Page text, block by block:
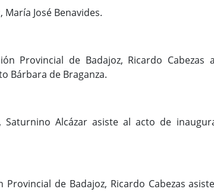
José Benavides.
Provincial de Badajoz, Ricardo
Bárbara de Braganza.
Alcázar asiste al acto de
de Badajoz, Ricardo Cabezas